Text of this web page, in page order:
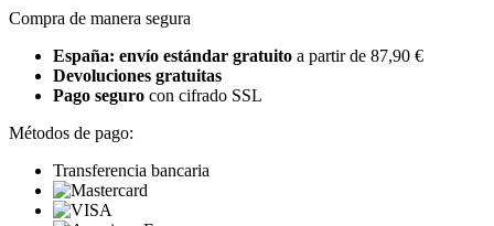
Compra de manera segura
España: envío estándar gratuito a partir de 87,90 €
Devoluciones gratuitas
Pago seguro con cifrado SSL
Métodos de pago:
Transferencia bancaria